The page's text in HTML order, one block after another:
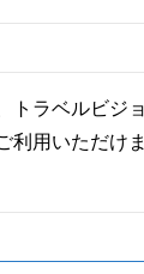
トラベルビジ
利用いただけま